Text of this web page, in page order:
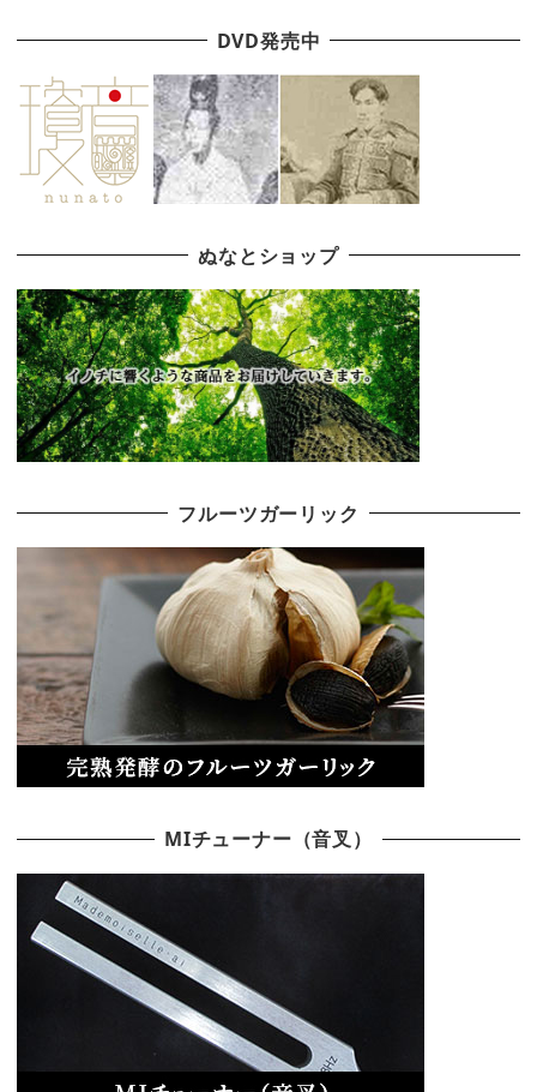
DVD発売中
ぬなとショップ
フルーツガーリック
MIチューナー（音叉）